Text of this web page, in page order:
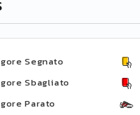
Segnato
Sbagliato
Parato